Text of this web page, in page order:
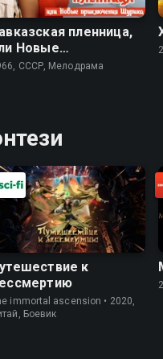
пленница,
Новые
Шурика
СССР, Мелодрама
к
immortal ascension • 2020,
Боевик